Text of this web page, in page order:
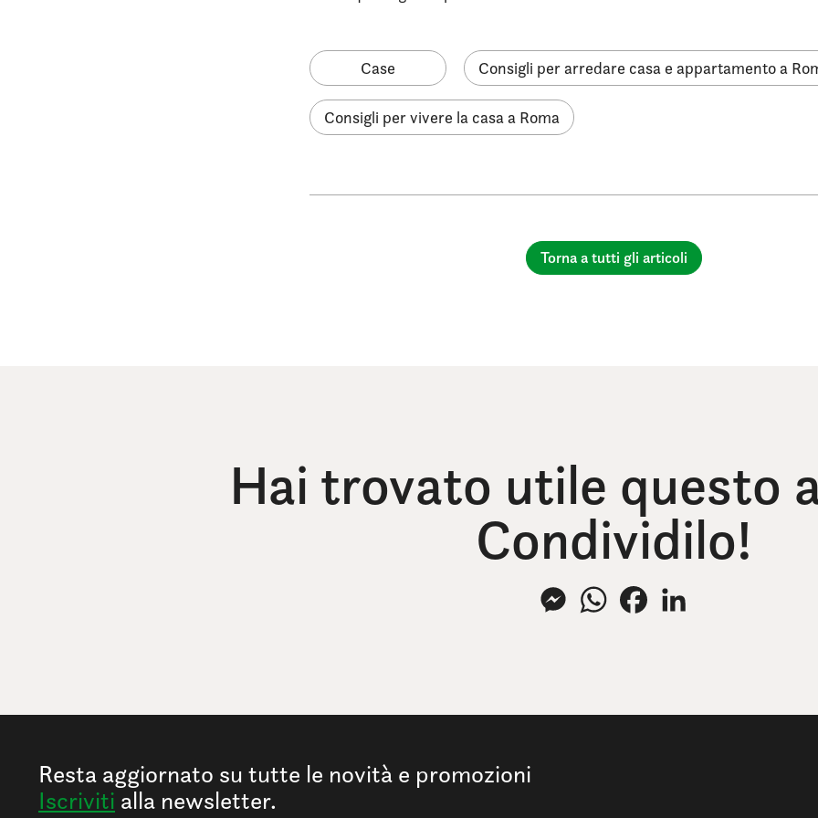
Case Consigli per arredare casa e appartamento a
Consigli per vivere la casa a Roma
Torna a tutti gli articoli
Hai trovato utile questo
Condividilo!
MessengerWhatsAppFacebook
Resta aggiornato su tutte le novità e promozioni
Iscriviti alla newsletter.